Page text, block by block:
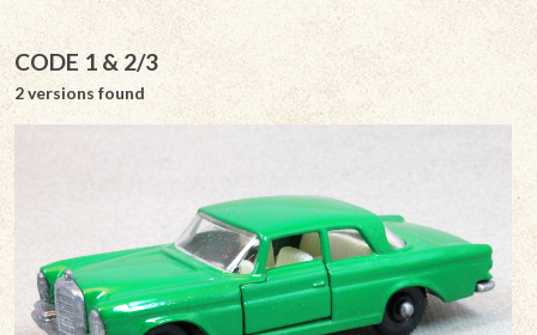
CODE 1 & 2/3
2 versions found